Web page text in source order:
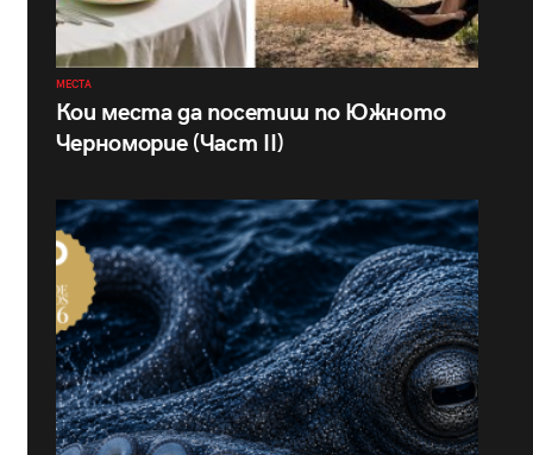
МЕСТА
Кои места да посетиш по Южното
Черноморие (Част II)